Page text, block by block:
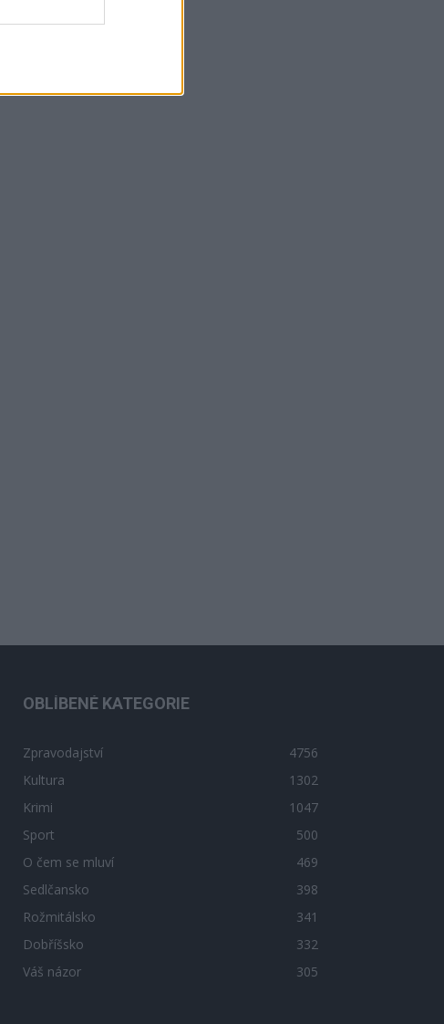
OBLÍBENÉ KATEGORIE
Zpravodajství
4756
Kultura
1302
Krimi
1047
Sport
500
O čem se mluví
469
Sedlčansko
398
Rožmitálsko
341
Dobříšsko
332
Váš názor
305